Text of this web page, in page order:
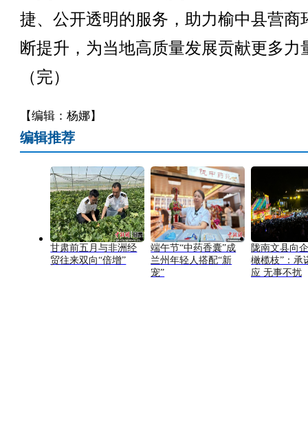
捷、公开透明的服务，助力榆中县营商
断提升，为当地高质量发展贡献更多力
（完）
【编辑：杨娜】
编辑推荐
甘肃前五月与非洲经
贸往来双向“倍增”
端午节“中药香囊”成
兰州年轻人搭配“新
宠”
陇南文县向
橄榄枝”：承
应 无事不扰